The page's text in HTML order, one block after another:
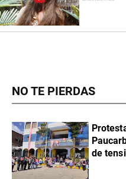
NO TE PIERDAS
de